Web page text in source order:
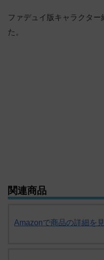
ファデュイ版キャラクタ
た。
関連商品
Amazonで商品の詳細を